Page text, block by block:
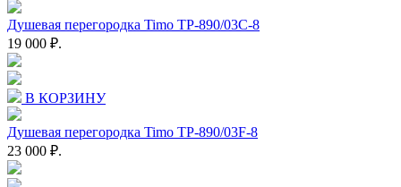
Душевая перегородка Timo TP-890/03C-8
19 000 ₽.
В КОРЗИНУ
Душевая перегородка Timo TP-890/03F-8
23 000 ₽.